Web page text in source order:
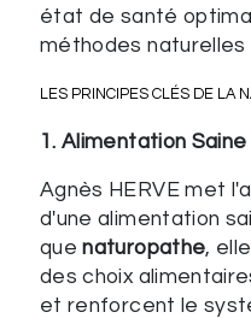
état de santé
méthodes naturelles
LES PRINCIPES CLÉS DE LA
1. Alimentation
Agnès HERVE met
d'une alimentation
quenaturopathe,
des choix
et renforcent le